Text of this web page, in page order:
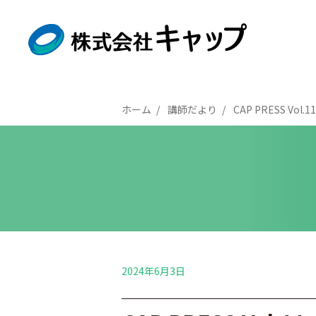
ホーム 講師だより CAP PRESS Vol.11
2024年6月3日